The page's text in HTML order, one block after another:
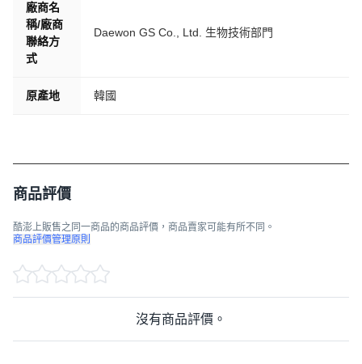
廠商名
稱/廠商
聯絡方
式
Daewon GS Co., Ltd. 生物技術部門
原產地 韓國
商品評價
酷澎上販售之同一商品的商品評價，商品賣家可能有所不同。
商品評價管理原則
沒有商品評價。